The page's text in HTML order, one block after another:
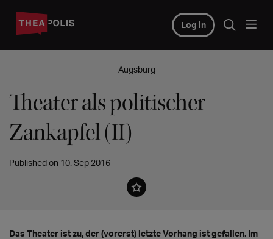
Log in
Augsburg
Theater als politischer
Zankapfel (II)
Published on 10. Sep 2016
Das Theater ist zu, der (vorerst) letzte Vorhang ist gefallen. Im